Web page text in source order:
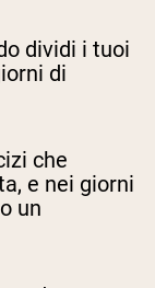
dividi i tuoi
di
che
e nei giorni
un